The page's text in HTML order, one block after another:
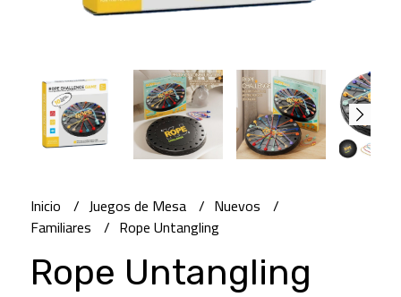
Inicio Juegos de Mesa
Nuevos
Familiares
Rope Untangling
Rope Untangling